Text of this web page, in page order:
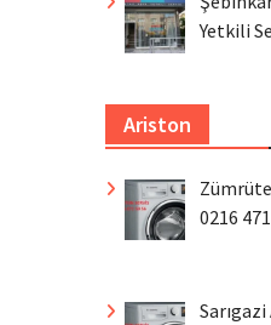
Yetkili
Ariston
0216